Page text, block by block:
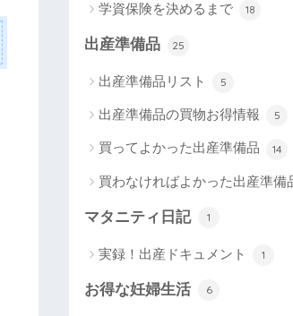
学資保険を決めるまで 18
出産準備品 25
出産準備品リスト 5
出産準備品の買物お得情報 5
買ってよかった出産準備品 14
買わなければよかった出産準備
マタニティ日記 1
実録！出産ドキュメント 1
お得な妊婦生活 6